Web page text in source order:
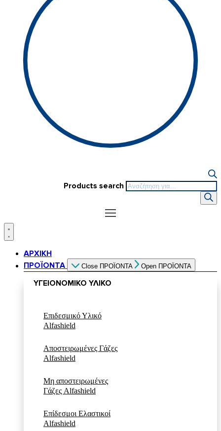
Products search
ΑΡΧΙΚΗ
ΠΡΟΪΟΝΤΑ
Close ΠΡΟΪΟΝΤΑ Open ΠΡΟΪΟΝΤΑ
ΥΓΕΙΟΝΟΜΙΚΟ ΥΛΙΚΟ
Επιδεσμικό Υλικό
Alfashield
Αποστειρωμένες Γάζες
Alfashield
Μη αποστειρωμένες
Γάζες Alfashield
Επίδεσμοι Ελαστικοί
Alfashield